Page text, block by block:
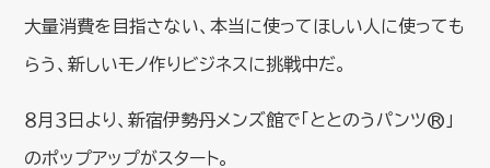
大量消費を目指さない、本当に使ってほしい人に使っても
らう、新しいモノ作りビジネスに挑戦中だ。
８月３日より、新宿伊勢丹メンズ館で「ととのうパンツ®」
のポップアップがスタート。